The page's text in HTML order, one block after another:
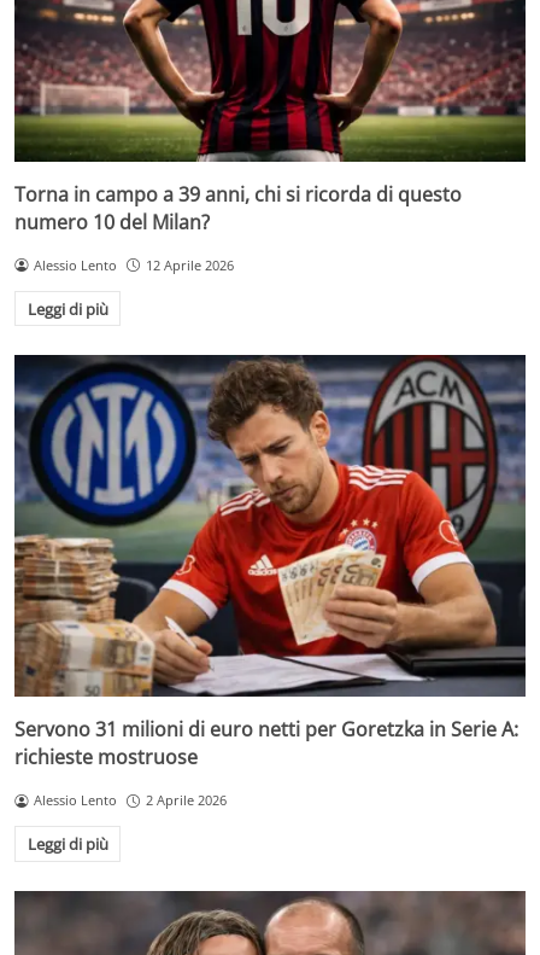
Torna in campo a 39 anni, chi si ricorda di questo
numero 10 del Milan?
Alessio Lento 12 Aprile 2026
Leggi di più
Servono 31 milioni di euro netti per Goretzka in Serie A:
richieste mostruose
Alessio Lento 2 Aprile 2026
Leggi di più